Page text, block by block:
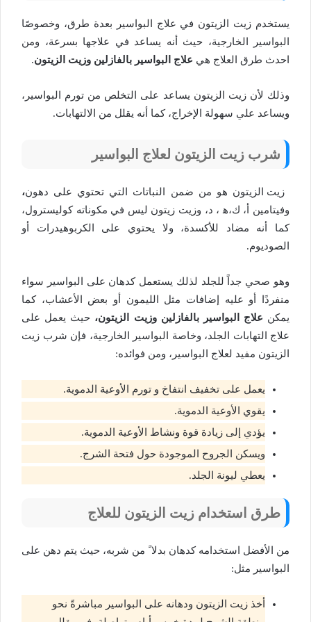
يستخدم زيت الزيتون في علاج البواسير بعدة طرق، وخصوصًا
البواسير الخارجية، حيث أنه يساعد في علاجها بسرعة، ومن
احدث طرق العلاج هي علاج البواسير بالفازلين وزيت الزيتون.
وذلك لأن زيت الزيتون يساعد على التخلص من تورم البواسير،
ويساعد علي سهولة الإخراج، كما أنه يقلل من الالتهابات.
شرب زيت الزيتون لعلاج البواسير
زيت الزيتون هو من ضمن النباتات التي تحتوي على دهون،
وفيتامين أ، ك،ه‍ ، د، وزيت زيتون ليس في مكوناته كوليسترول،
كما أنه مضاد للأكسدة، ولا يحتوي على الكربوهيدرات أو
الصوديوم.
وهو صحي جداً للجلد لذلك يستعمل كدهان على البواسير سواء
منفردًا أو عليه إضافات مثل الليمون أو بعض الأعشاب، كما
يمكن علاج البواسير بالفازلين وزيت الزيتون، حيث يعمل على
علاج التهابات الجلد، وخاصة البواسير الخارجية، فإن شرب زيت
الزيتون مفيد لعلاج البواسير، ومن فوائده:
يعمل على تخفيف انتفاخ و تورم الأوعية الدموية.
يقوي الأوعية الدموية.
يؤدي إلى زيادة قوة ونشاط الأوعية الدموية.
ويسكن الجروح الموجودة حول فتحة الشرج.
يعطي ليونة الجلد.
طرق استخدام زيت الزيتون للعلاج
من الأفضل استخدامه كدهان بدلا ً من شربه، حيث يتم دهن على
البواسير مثل:
أخذ زيت الزيتون ودهانه على البواسير مباشرةً نحو